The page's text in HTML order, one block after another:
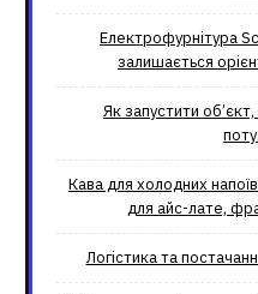
Електрофурнітура
залишається
Як запустити
Кава для холодних
для айс-лате,
Логістика та